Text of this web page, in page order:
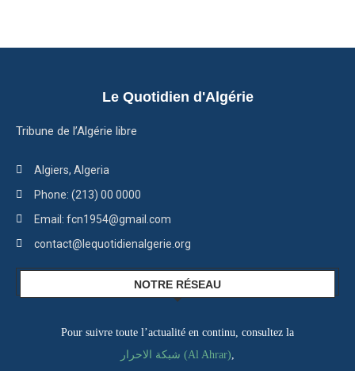
Le Quotidien d'Algérie
Tribune de l’Algérie libre
Algiers, Algeria
Phone: (213) 00 0000
Email: fcn1954@gmail.com
contact@lequotidienalgerie.org
NOTRE RÉSEAU
Pour suivre toute l’actualité en continu, consultez la
شبكة الاحرار (Al Ahrar),